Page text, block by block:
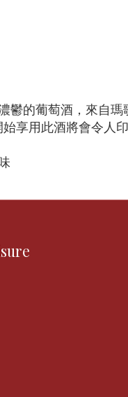
鬱的葡萄酒，來自
享用此酒將會令人